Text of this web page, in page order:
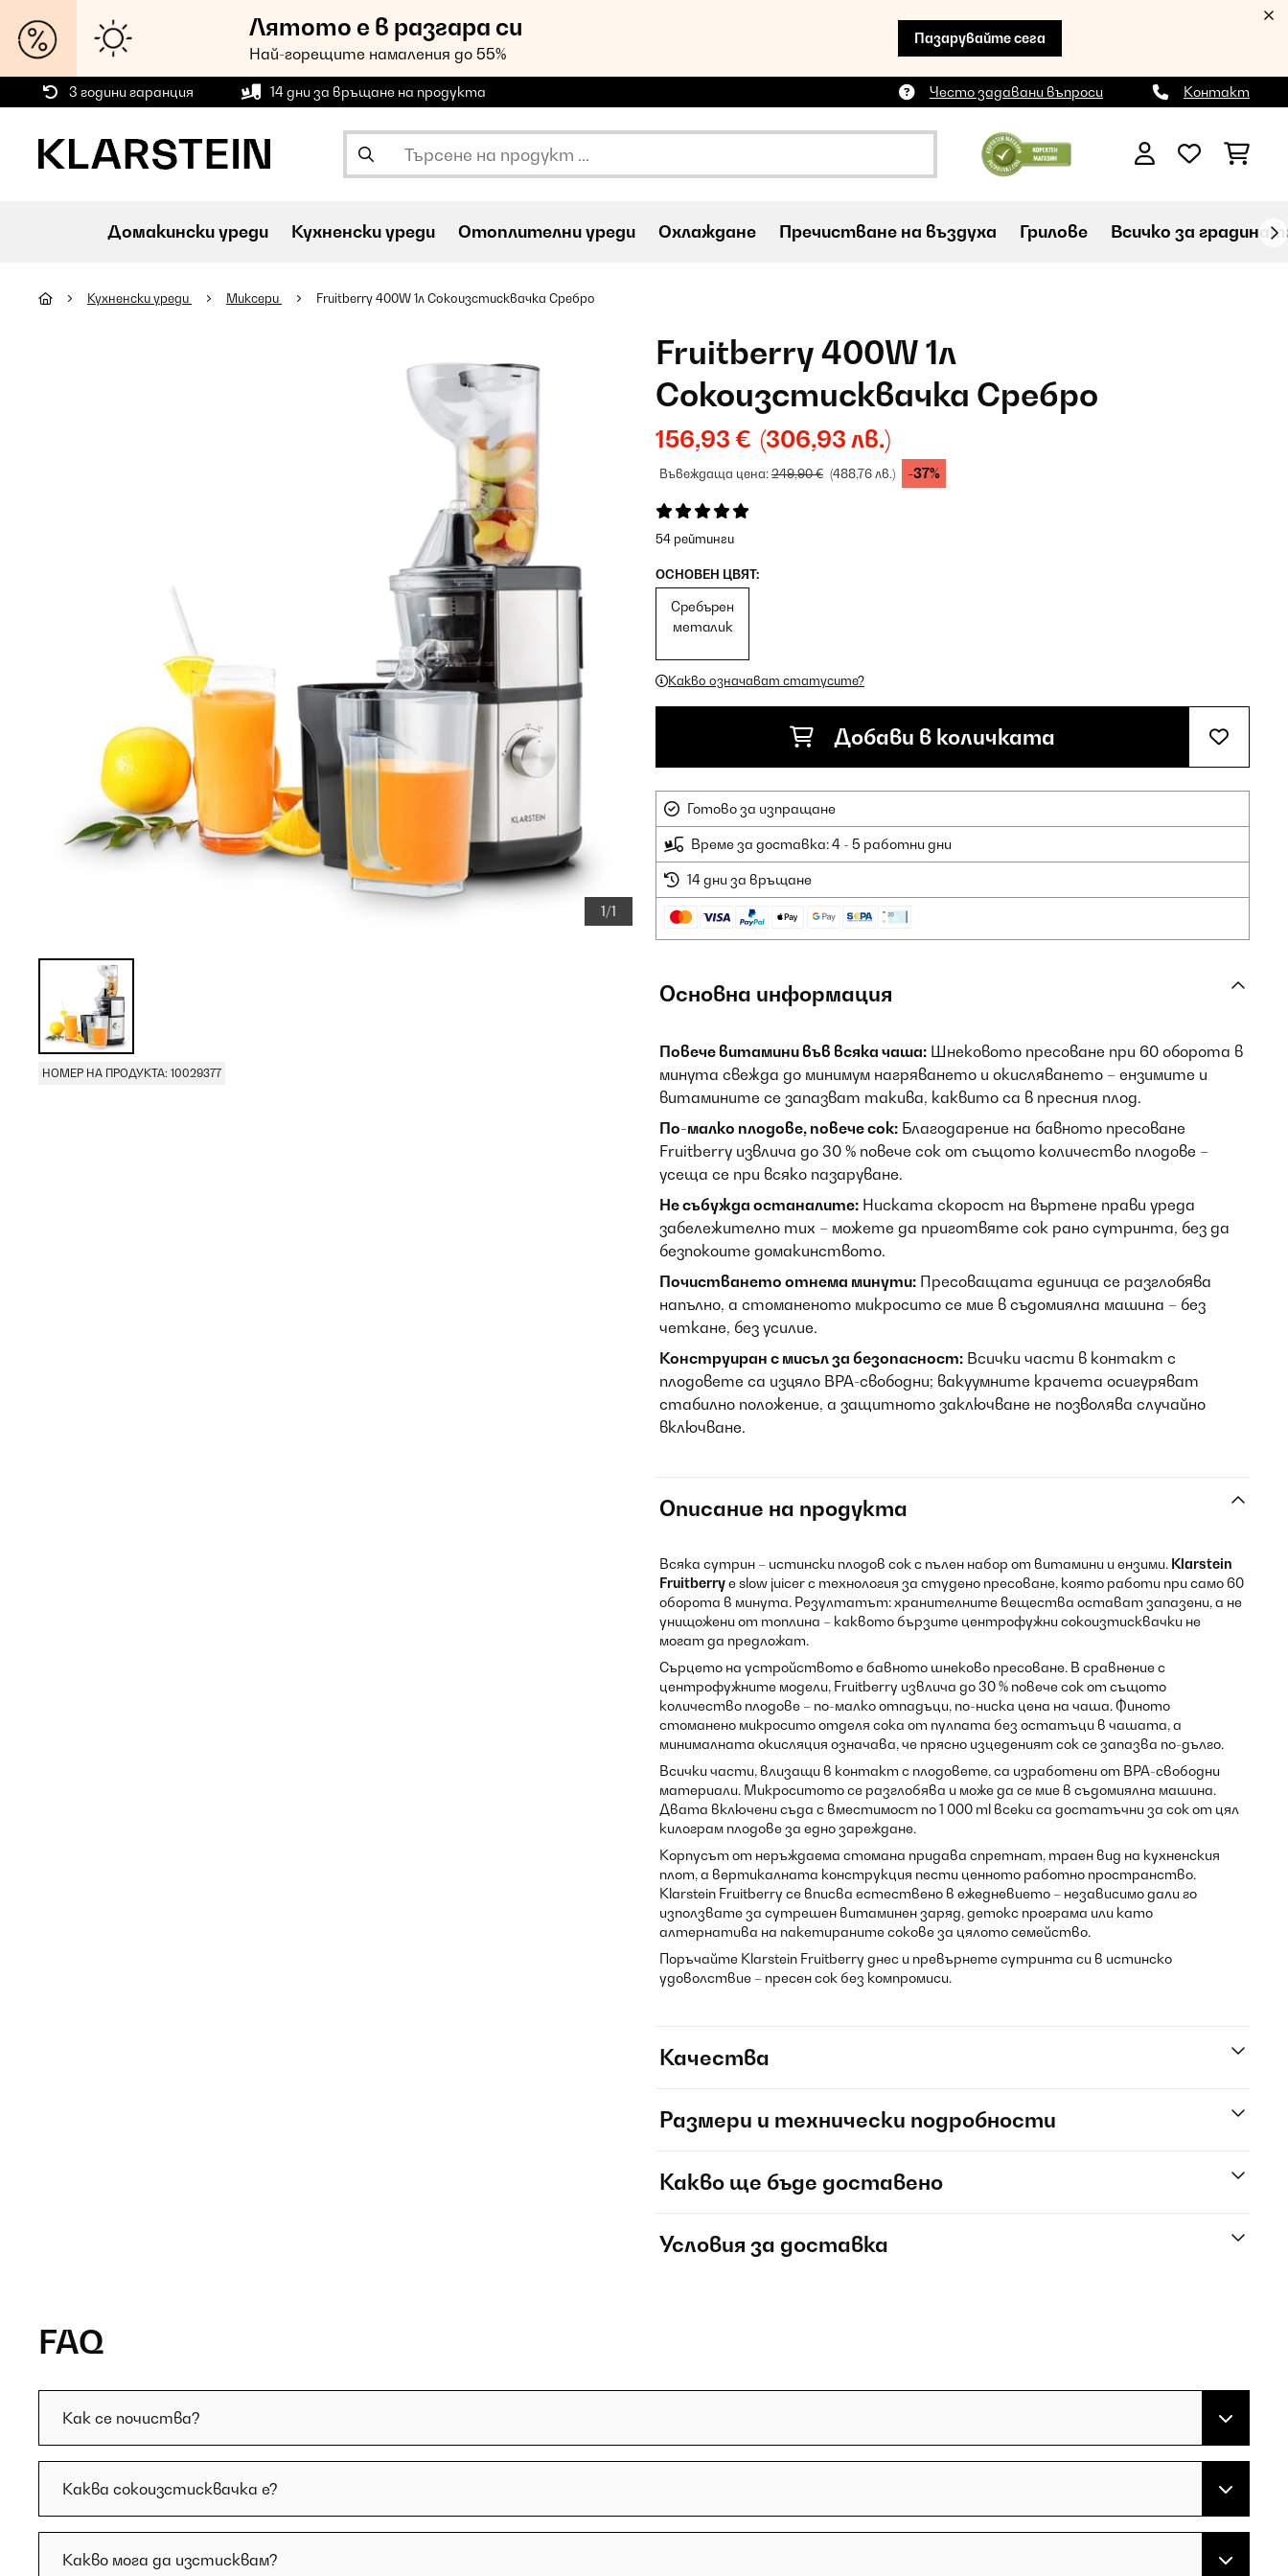
Лятото е в разгара си
Най-горещите намаления до 55%
Пазарувайте сега
3 години гаранция 14 дни за връщане на продукта Често задавани въпроси Контакт
Домакински уреди Кухненски уреди Oтоплителни уреди Охлаждане Пречистване на въздуха Грилове Всичко за
Кухненски уреди Миксери Fruitberry 400W 1л Сокоизстисквачка Сребро
1/1
НОМЕР НА ПРОДУКТА: 10029377
Fruitberry 400W 1л
Сокоизстисквачка Сребро
156,93 € (306,93 лв.)
Въвеждаща цена:249,90 € (488,76 лв.) -37%
54 рейтинги
ОСНОВЕН ЦВЯТ:
Сребърен
металик
Какво означават статусите?
Добави в количката
Готово за изпращане
Време за доставка: 4 - 5 работни дни
14 дни за връщане
Основна информация
Повече витамини във всяка чаша: Шнековото пресоване при 60 оборота в
минута свежда до минимум нагряването и окисляването – ензимите и
витамините се запазват такива, каквито са в пресния плод.
По-малко плодове, повече сок: Благодарение на бавното пресоване
Fruitberry извлича до 30 % повече сок от същото количество плодове –
усеща се при всяко пазаруване.
Не събужда останалите: Ниската скорост на въртене прави уреда
забележително тих – можете да приготвяте сок рано сутринта, без да
безпокоите домакинството.
Почистването отнема минути: Пресоващата единица се разглобява
напълно, а стоманеното микросито се мие в съдомиялна машина – без
четкане, без усилие.
Конструиран с мисъл за безопасност: Всички части в контакт с
плодовете са изцяло BPA-свободни; вакуумните крачета осигуряват
стабилно положение, а защитното заключване не позволява случайно
включване.
Описание на продукта
Всяка сутрин – истински плодов сок с пълен набор от витамини и ензими. Klarstein
Fruitberryе slow juicer с технология за студено пресоване, която работи при само 60
оборота в минута. Резултатът: хранителните вещества остават запазени, а не
унищожени от топлина – каквото бързите центрофужни сокоизтисквачки не
могат да предложат.
Сърцето на устройството е бавното шнеково пресоване. В сравнение с
центрофужните модели, Fruitberry извлича до 30 % повече сок от същото
количество плодове – по-малко отпадъци, по-ниска цена на чаша. Финото
стоманено микросито отделя сока от пулпата без остатъци в чашата, а
минималната окисляция означава, че прясно изцеденият сок се запазва по-дълго.
Всички части, влизащи в контакт с плодовете, са изработени от BPA-свободни
материали. Микроситото се разглобява и може да се мие в съдомиялна машина.
Двата включени съда с вместимост по 1 000 ml всеки са достатъчни за сок от цял
килограм плодове за едно зареждане.
Корпусът от неръждаема стомана придава спретнат, траен вид на кухненския
плот, а вертикалната конструкция пести ценното работно пространство.
Klarstein Fruitberry се вписва естествено в ежедневието – независимо дали го
използвате за сутрешен витаминен заряд, детокс програма или като
алтернатива на пакетираните сокове за цялото семейство.
Поръчайте Klarstein Fruitberry днес и превърнете сутринта си в истинско
удоволствие – пресен сок без компромиси.
Качества
Размери и технически подробности
Какво ще бъде доставено
Условия за доставка
FAQ
Как се почиства?
Каква сокоизстисквачка е?
Какво мога да изстисквам?